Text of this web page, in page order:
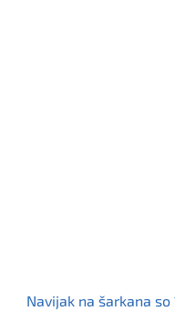
Navijak na šarkana